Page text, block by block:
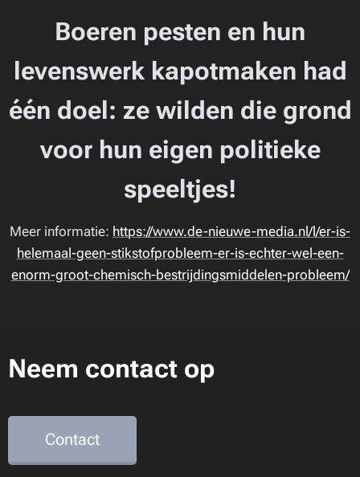
Boeren pesten en hun
levenswerk kapotmaken had
één doel: ze wilden die grond
voor hun eigen politieke
speeltjes!
Meer informatie: https://www.de-nieuwe-media.nl/l/er-is-
helemaal-geen-stikstofprobleem-er-is-echter-wel-een-
enorm-groot-chemisch-bestrijdingsmiddelen-probleem/
Neem contact op
Contact